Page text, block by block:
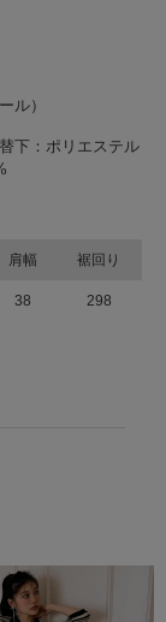
ル）
下：ポリエステル
肩幅 裾回り
38 298